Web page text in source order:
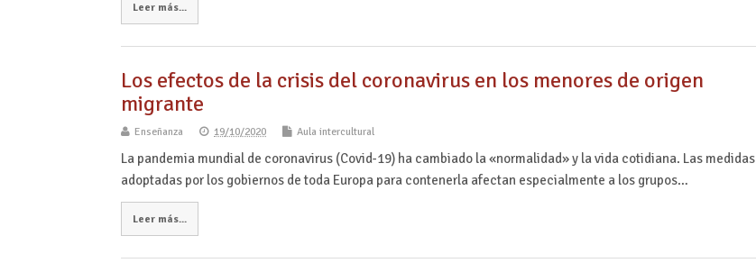
Leer más...
Los efectos de la crisis del coronavirus en los menores de origen
migrante
Enseñanza 19/10/2020 Aula intercultural
La pandemia mundial de coronavirus (Covid-19) ha cambiado la «normalidad» y la vida cotidiana. Las medidas
adoptadas por los gobiernos de toda Europa para contenerla afectan especialmente a los grupos…
Leer más...